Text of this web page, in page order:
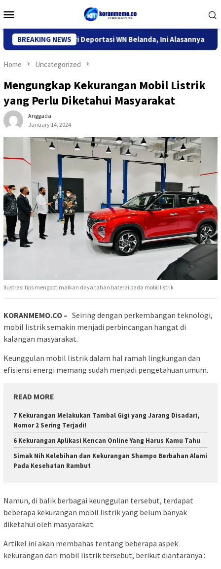
to
Menu
BREAKING NEWS
Kediri Deportasi WN Belanda, Ini Alasannya 9
Home Uncategorized
Mengungkap Kekurangan Mobil Listrik
yang Perlu Diketahui Masyarakat
Anggada
January 14, 2024
Ilustrasi tips mengoptimalkan daya tahan baterai pada mobil listrik
KORANMEMO.CO – Seiring dengan perkembangan teknologi,
mobil listrik semakin menjadi perbincangan hangat di
kalangan masyarakat.
Keunggulan mobil listrik dalam hal ramah lingkungan dan
efisiensi energi memang sudah menjadi pengetahuan umum.
READ MORE
7 Kekurangan Melakukan Tambal Gigi yang Jarang Disadari,
Nomor 2 Sering Terjadi!
6 Kekurangan Aplikasi Kencan Online Yang Harus Kamu Tahu
Simak Nih Kelebihan dan Kekurangan Shampo Berbahan Alami
Pada Kesehatan Rambut
Namun, di balik berbagai keunggulan tersebut, terdapat
beberapa kekurangan mobil listrik yang belum banyak
diketahui oleh masyarakat.
Artikel ini akan membahas tentang beberapa aspek
kekurangan dari mobil listrik tersebut, berikut diantaranya :